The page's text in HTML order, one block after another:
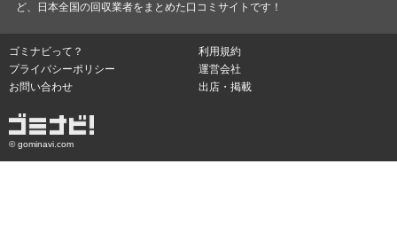
ど、日本全国の回収業者をまとめた口コミサイトです！
ゴミナビって？
利用規約
プライバシーポリシー
運営会社
お問い合わせ
出店・掲載
© gominavi.com